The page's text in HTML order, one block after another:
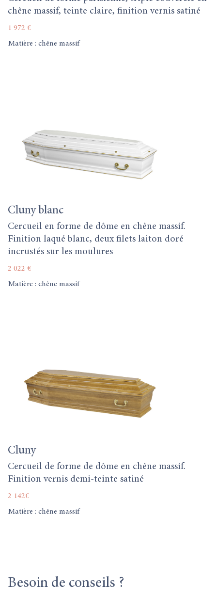
chêne massif, teinte claire, finition vernis satiné
1 972 €
Matière : chêne massif
Cluny blanc
Cercueil en forme de dôme en chêne massif.
Finition laqué blanc, deux filets laiton doré
incrustés sur les moulures
2 022 €
Matière : chêne massif
Cluny
Cercueil de forme de dôme en chêne massif.
Finition vernis demi-teinte satiné
2 142€
Matière : chêne massif
Besoin de conseils ?